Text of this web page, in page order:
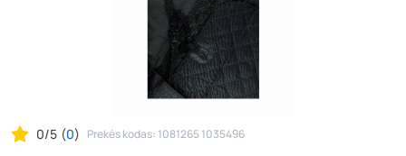
0/5 (0) Prekės kodas: 1081265 1035496